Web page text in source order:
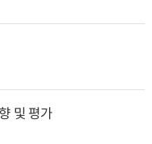
및 평가